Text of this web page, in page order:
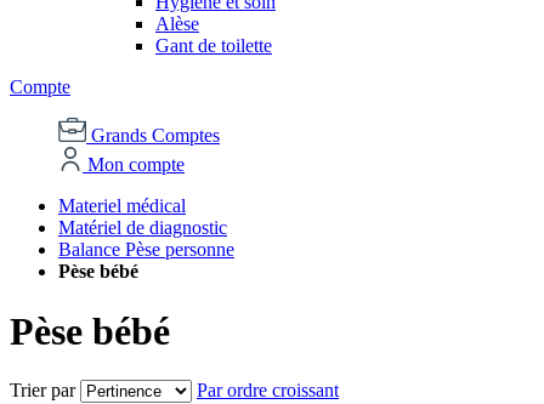
Alèse
Gant de toilette
Compte
Grands Comptes
Mon compte
Materiel médical
Matériel de diagnostic
Balance Pèse personne
Pèse bébé
Pèse bébé
Trier par Par ordre croissant